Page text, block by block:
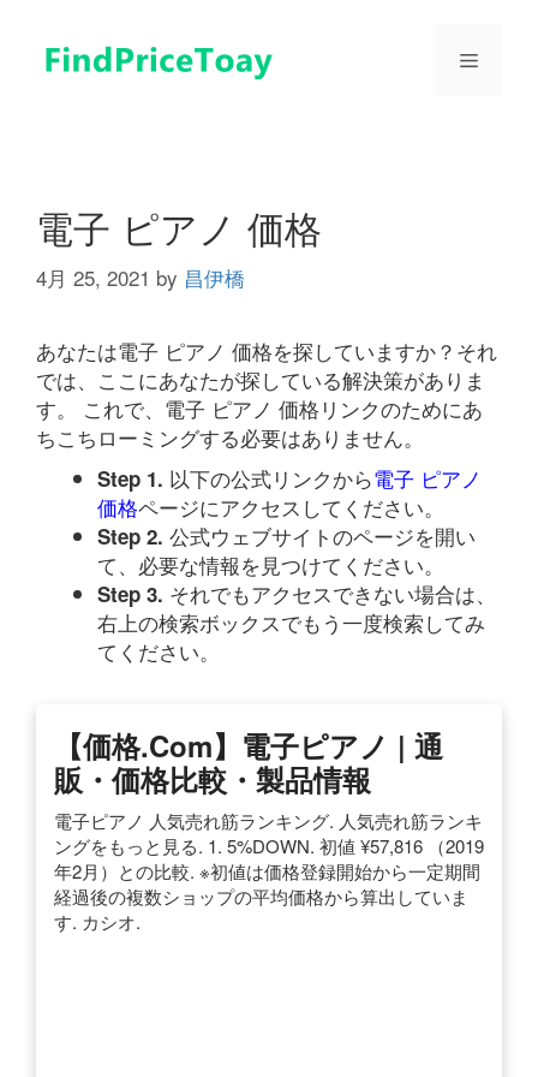
メ
電子 ピアノ 価格
4月 25, 2021 by 昌伊橋
あなたは電子 ピアノ 価格を探していますか？それ
では、ここにあなたが探している解決策がありま
す。 これで、電子 ピアノ 価格リンクのためにあ
ちこちローミングする必要はありません。
Step 1. 以下の公式リンクから電子 ピアノ
価格ページにアクセスしてください。
Step 2. 公式ウェブサイトのページを開い
て、必要な情報を見つけてください。
Step 3. それでもアクセスできない場合は、
右上の検索ボックスでもう一度検索してみ
てください。
【価格.com】電子ピアノ | 通
販・価格比較・製品情報
電子ピアノ 人気売れ筋ランキング. 人気売れ筋ランキ
ングをもっと見る. 1. 5%DOWN. 初値 ¥57,816 （2019
年2月）との比較. ※初値は価格登録開始から一定期間
経過後の複数ショップの平均価格から算出していま
す. カシオ.